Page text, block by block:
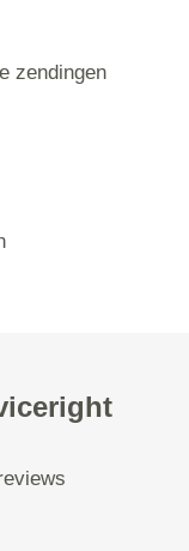
zendingen